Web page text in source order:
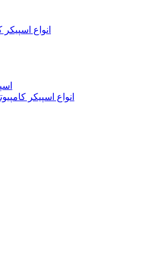
انواع
انواع اسپیکر